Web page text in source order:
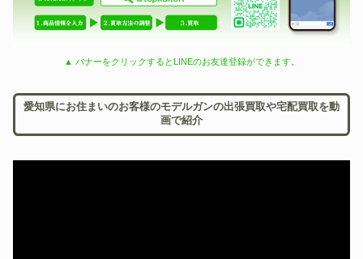
▲ バナーをクリックするとLINEのお友達登録ができます。
愛知県にお住まいのお客様のモデルガンの出張買取や宅配買取を動
画で紹介